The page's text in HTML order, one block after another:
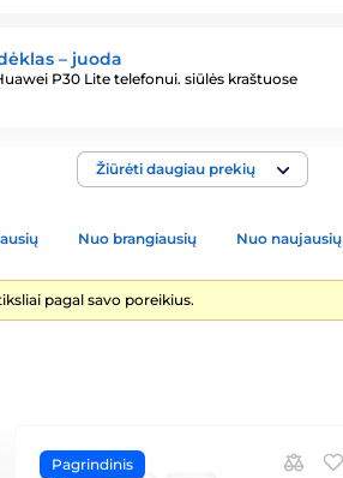
– juoda
P30 Lite telefonui. siūlės kraštuose
Žiūrėti daugiau prekių
Nuo brangiausių Nuo naujausių
pagal savo poreikius.
Pagrindinis